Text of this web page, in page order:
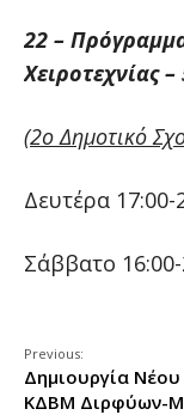
22 –
Χειροτεχνίας
(2ο Δημοτικό
Δευτέρα 17:00-
Σάββατο
Previous:
Δημιουργία
ΚΔΒΜ Διρφύων-